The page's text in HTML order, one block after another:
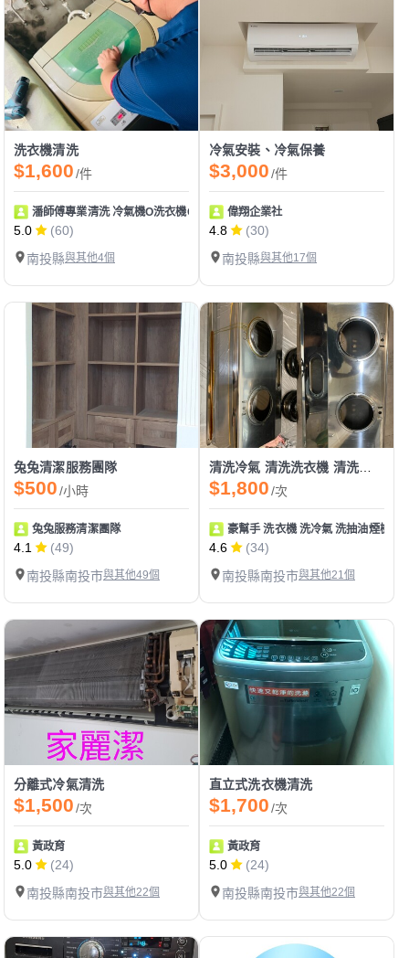
洗衣機清洗
$1,600/件
潘師傅專業清洗 冷氣機O洗衣機O專業清洗
5.0
(60)
南投縣與其他4個
冷氣安裝、冷氣保養
$3,000/件
偉翔企業社
4.8
(30)
南投縣與其他17個
兔兔清潔服務團隊
$500/小時
兔兔服務清潔團隊
4.1
(49)
南投縣南投市與其他49個
清洗冷氣 清洗洗衣機 清洗抽油煙機
$1,800/次
豪幫手 洗衣機 洗冷氣 洗抽油煙機
4.6
(34)
南投縣南投市與其他21個
分離式冷氣清洗
$1,500/次
黃政育
5.0
(24)
南投縣南投市與其他22個
直立式洗衣機清洗
$1,700/次
黃政育
5.0
(24)
南投縣南投市與其他22個